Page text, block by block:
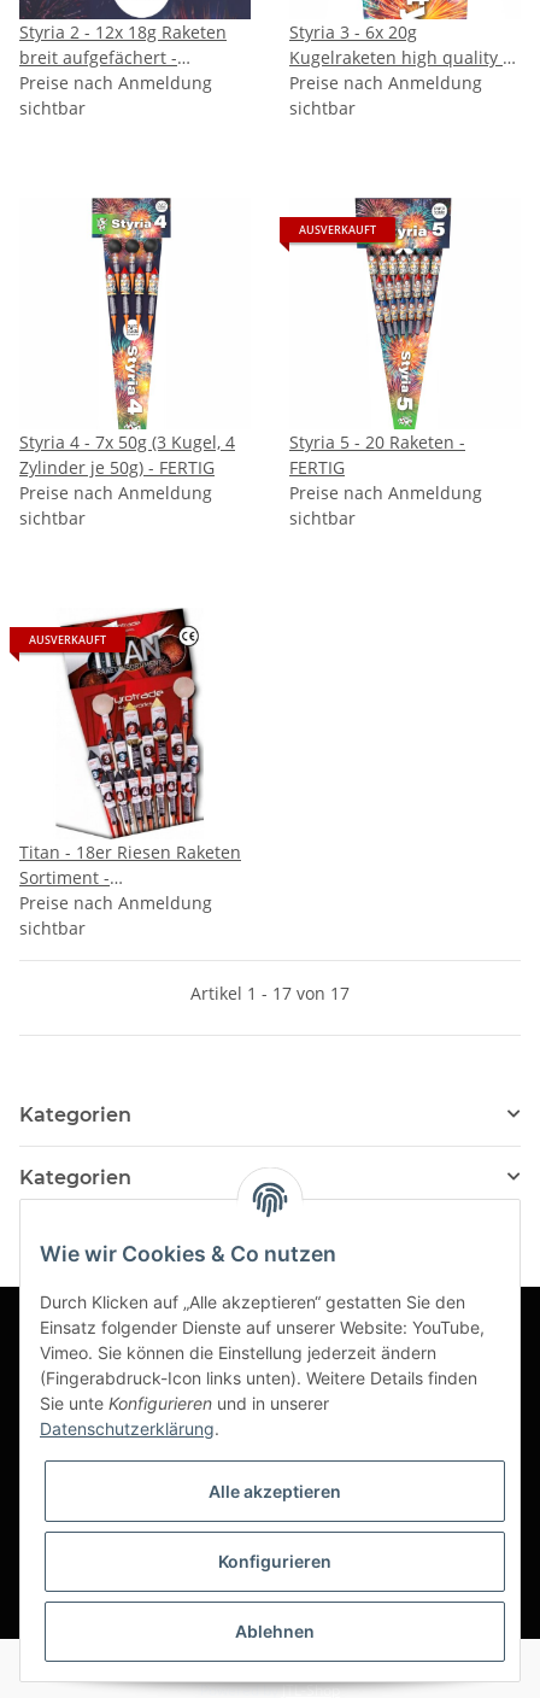
Styria 2 - 12x 18g Raketen
breit aufgefächert -
VORBESTELLUNG
Preise nach Anmeldung
sichtbar
Styria 3 - 6x 20g
Kugelraketen high quality -
FERTIG
Preise nach Anmeldung
sichtbar
Styria 4 - 7x 50g (3 Kugel, 4
Zylinder je 50g) - FERTIG
Preise nach Anmeldung
sichtbar
AUSVERKAUFT
Styria 5 - 20 Raketen -
FERTIG
Preise nach Anmeldung
sichtbar
AUSVERKAUFT
Titan - 18er Riesen Raketen
Sortiment -
VORBESTELLUNG
Preise nach Anmeldung
sichtbar
Artikel 1 - 17 von 17
Kategorien
Kategorien
Informationen
Gesetzliche Informationen
Alle Preise ohne gesetzliche Umsatzsteuer
Powered byJTL-Shop
Wie wir Cookies & Co nutzen
Durch Klicken auf „Alle akzeptieren“ gestatten Sie den
Einsatz folgender Dienste auf unserer Website: YouTube,
Vimeo. Sie können die Einstellung jederzeit ändern
(Fingerabdruck-Icon links unten). Weitere Details finden
Sie unte Konfigurieren und in unserer
Datenschutzerklärung.
Alle akzeptieren
Konfigurieren
Ablehnen